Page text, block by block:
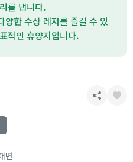
를 냅니다.
양한 수상 레저를 즐길 수 있
적인 휴양지입니다.
변